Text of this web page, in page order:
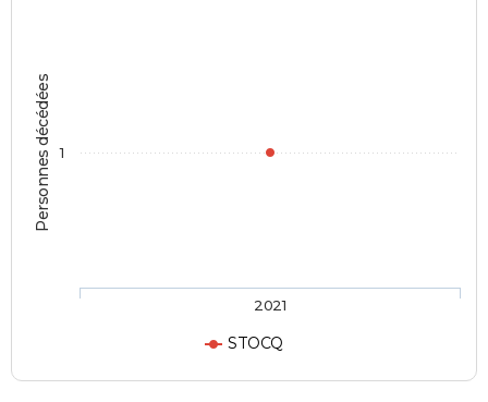
Personnes décédées
STOCQ
2021
1